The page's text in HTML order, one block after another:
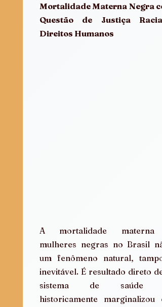
Mortalidade Materna Negra
Questão de Justiça
Direitos Humanos
A mortalidade materna
mulheres negras no Brasil
um fenômeno natural,
inevitável. É resultado direto de
sistema de saúde
historicamente marginalizou